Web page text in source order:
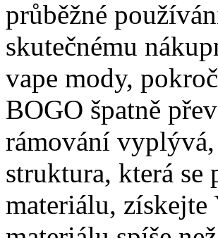
průběžné
skutečnému
vape mody,
BOGO špatně
rámování vyplývá,
struktura, která se
materiálu,